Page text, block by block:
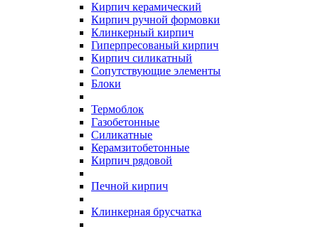
Кирпич керамический
Кирпич ручной формовки
Клинкерный кирпич
Гиперпресованый кирпич
Кирпич силикатный
Сопутствующие элементы
Блоки
Термоблок
Газобетонные
Силикатные
Керамзитобетонные
Кирпич рядовой
Печной кирпич
Клинкерная брусчатка